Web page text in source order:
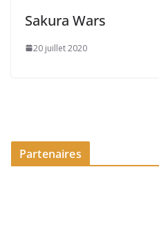
Sakura Wars
20 juillet 2020
Partenaires